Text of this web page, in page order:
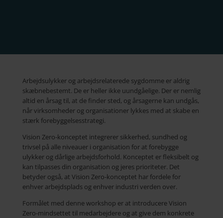
Arbejdsulykker og arbejdsrelaterede sygdomme er aldrig
skæbnebestemt. De er heller ikke uundgåelige. Der er nemlig
altid en årsag til, at de finder sted, og årsagerne kan undgås,
når virksomheder og organisationer lykkes med at skabe en
stærk forebyggelsesstrategi.
Vision Zero-konceptet integrerer sikkerhed, sundhed og
trivsel på alle niveauer i organisation for at forebygge
ulykker og dårlige arbejdsforhold. Konceptet er fleksibelt og
kan tilpasses din organisation og jeres prioriteter. Det
betyder også, at Vision Zero-konceptet har fordele for
enhver arbejdsplads og enhver industri verden over.
Formålet med denne workshop er at introducere Vision
Zero-mindsettet til medarbejdere og at give dem konkrete